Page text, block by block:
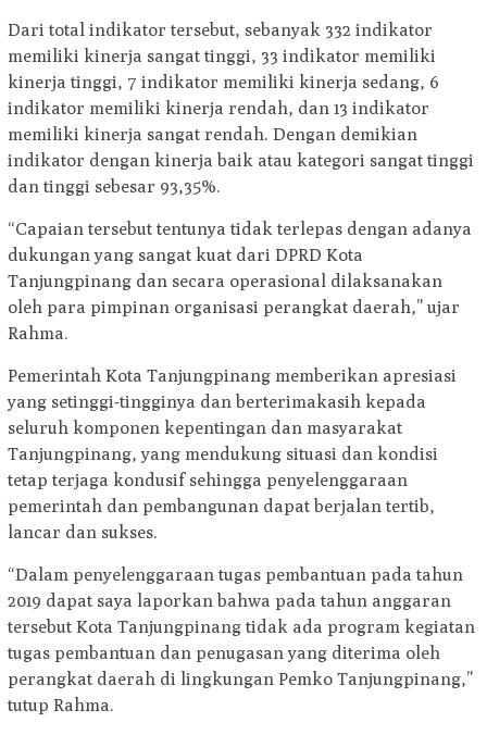
Dari total indikator tersebut, sebanyak 332 indikator
memiliki kinerja sangat tinggi, 33 indikator memiliki
kinerja tinggi, 7 indikator memiliki kinerja sedang, 6
indikator memiliki kinerja rendah, dan 13 indikator
memiliki kinerja sangat rendah. Dengan demikian
indikator dengan kinerja baik atau kategori sangat tinggi
dan tinggi sebesar 93,35%.
“Capaian tersebut tentunya tidak terlepas dengan adanya
dukungan yang sangat kuat dari DPRD Kota
Tanjungpinang dan secara operasional dilaksanakan
oleh para pimpinan organisasi perangkat daerah,” ujar
Rahma.
Pemerintah Kota Tanjungpinang memberikan apresiasi
yang setinggi-tingginya dan berterimakasih kepada
seluruh komponen kepentingan dan masyarakat
Tanjungpinang, yang mendukung situasi dan kondisi
tetap terjaga kondusif sehingga penyelenggaraan
pemerintah dan pembangunan dapat berjalan tertib,
lancar dan sukses.
“Dalam penyelenggaraan tugas pembantuan pada tahun
2019 dapat saya laporkan bahwa pada tahun anggaran
tersebut Kota Tanjungpinang tidak ada program kegiatan
tugas pembantuan dan penugasan yang diterima oleh
perangkat daerah di lingkungan Pemko Tanjungpinang,”
tutup Rahma.